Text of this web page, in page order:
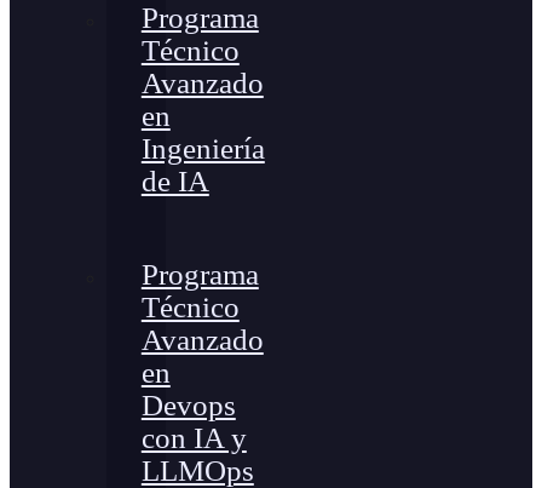
Programa
Técnico
Avanzado
en
Ingeniería
de IA
Programa
Técnico
Avanzado
en
Devops
con IA y
LLMOps